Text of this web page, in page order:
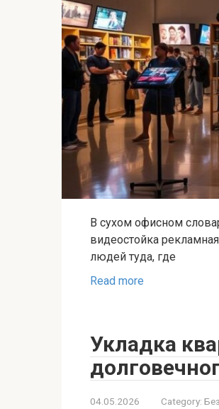
В сухом офисном
видеостойка
людей туда, где
Read more
Укладка
04.05.2026 Category: